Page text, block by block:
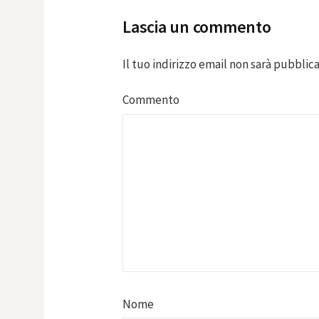
Lascia un commento
Il tuo indirizzo email non sarà
Commento
Nome